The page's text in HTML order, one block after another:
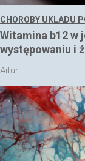
CHOROBY UKLADU
Witamina b12 w
występowaniu i
Artur